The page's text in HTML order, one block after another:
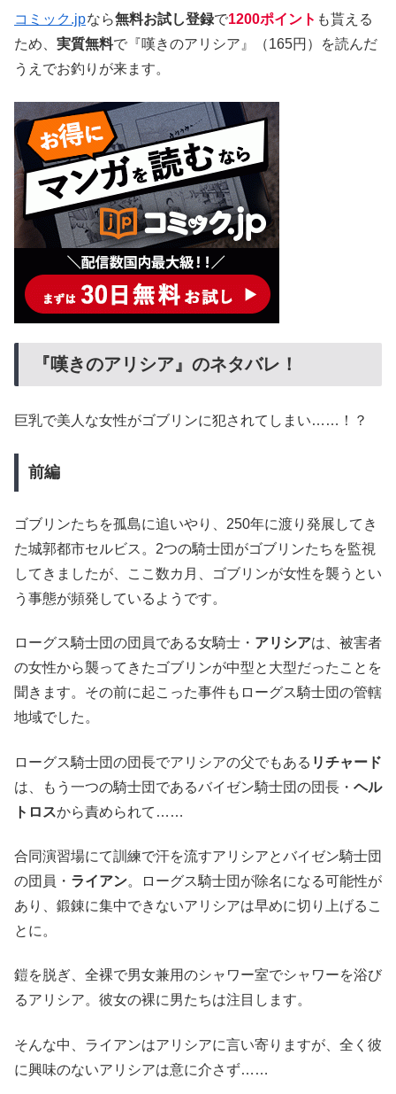
コミック.jpなら無料お試し登録で1200ポイント も貰える
ため、 実質無料で『嘆きのアリシア』（165円）を読んだ
うえでお釣りが来ます。
『嘆きのアリシア』のネタバレ！
巨乳で美人な女性がゴブリンに犯されてしまい……！？
前編
ゴブリンたちを孤島に追いやり、250年に渡り発展してき
た城郭都市セルビス。2つの騎士団がゴブリンたちを監視
してきましたが、ここ数カ月、ゴブリンが女性を襲うとい
う事態が頻発しているようです。
ローグス騎士団の団員である女騎士・ アリシアは、被害者
の女性から襲ってきたゴブリンが中型と大型だったことを
聞きます。その前に起こった事件もローグス騎士団の管轄
地域でした。
ローグス騎士団の団長でアリシアの父でもある リチャード
は、もう一つの騎士団であるバイゼン騎士団の団長・ ヘル
トロスから責められて……
合同演習場にて訓練で汗を流すアリシアとバイゼン騎士団
の団員・ ライアン。ローグス騎士団が除名になる可能性が
あり、鍛錬に集中できないアリシアは早めに切り上げるこ
とに。
鎧を脱ぎ、全裸で男女兼用のシャワー室でシャワーを浴び
るアリシア。彼女の裸に男たちは注目します。
そんな中、ライアンはアリシアに言い寄りますが、全く彼
に興味のないアリシアは意に介さず……